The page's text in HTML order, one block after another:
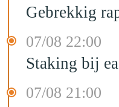
Gebrekkig
07/08 22:00
Staking bij
07/08 21:00